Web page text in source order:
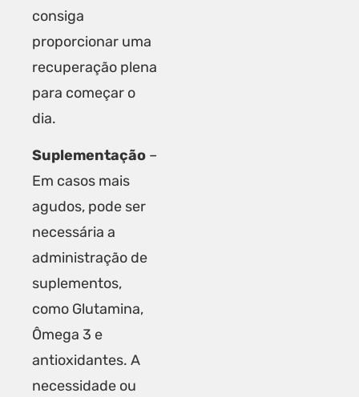
consiga
proporcionar uma
recuperação plena
para começar o
dia.
Suplementação–
Em casos mais
agudos, pode ser
necessária a
administração de
suplementos,
como Glutamina,
Ômega 3 e
antioxidantes. A
necessidade ou